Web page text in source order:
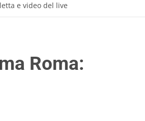
e video del live
Roma: